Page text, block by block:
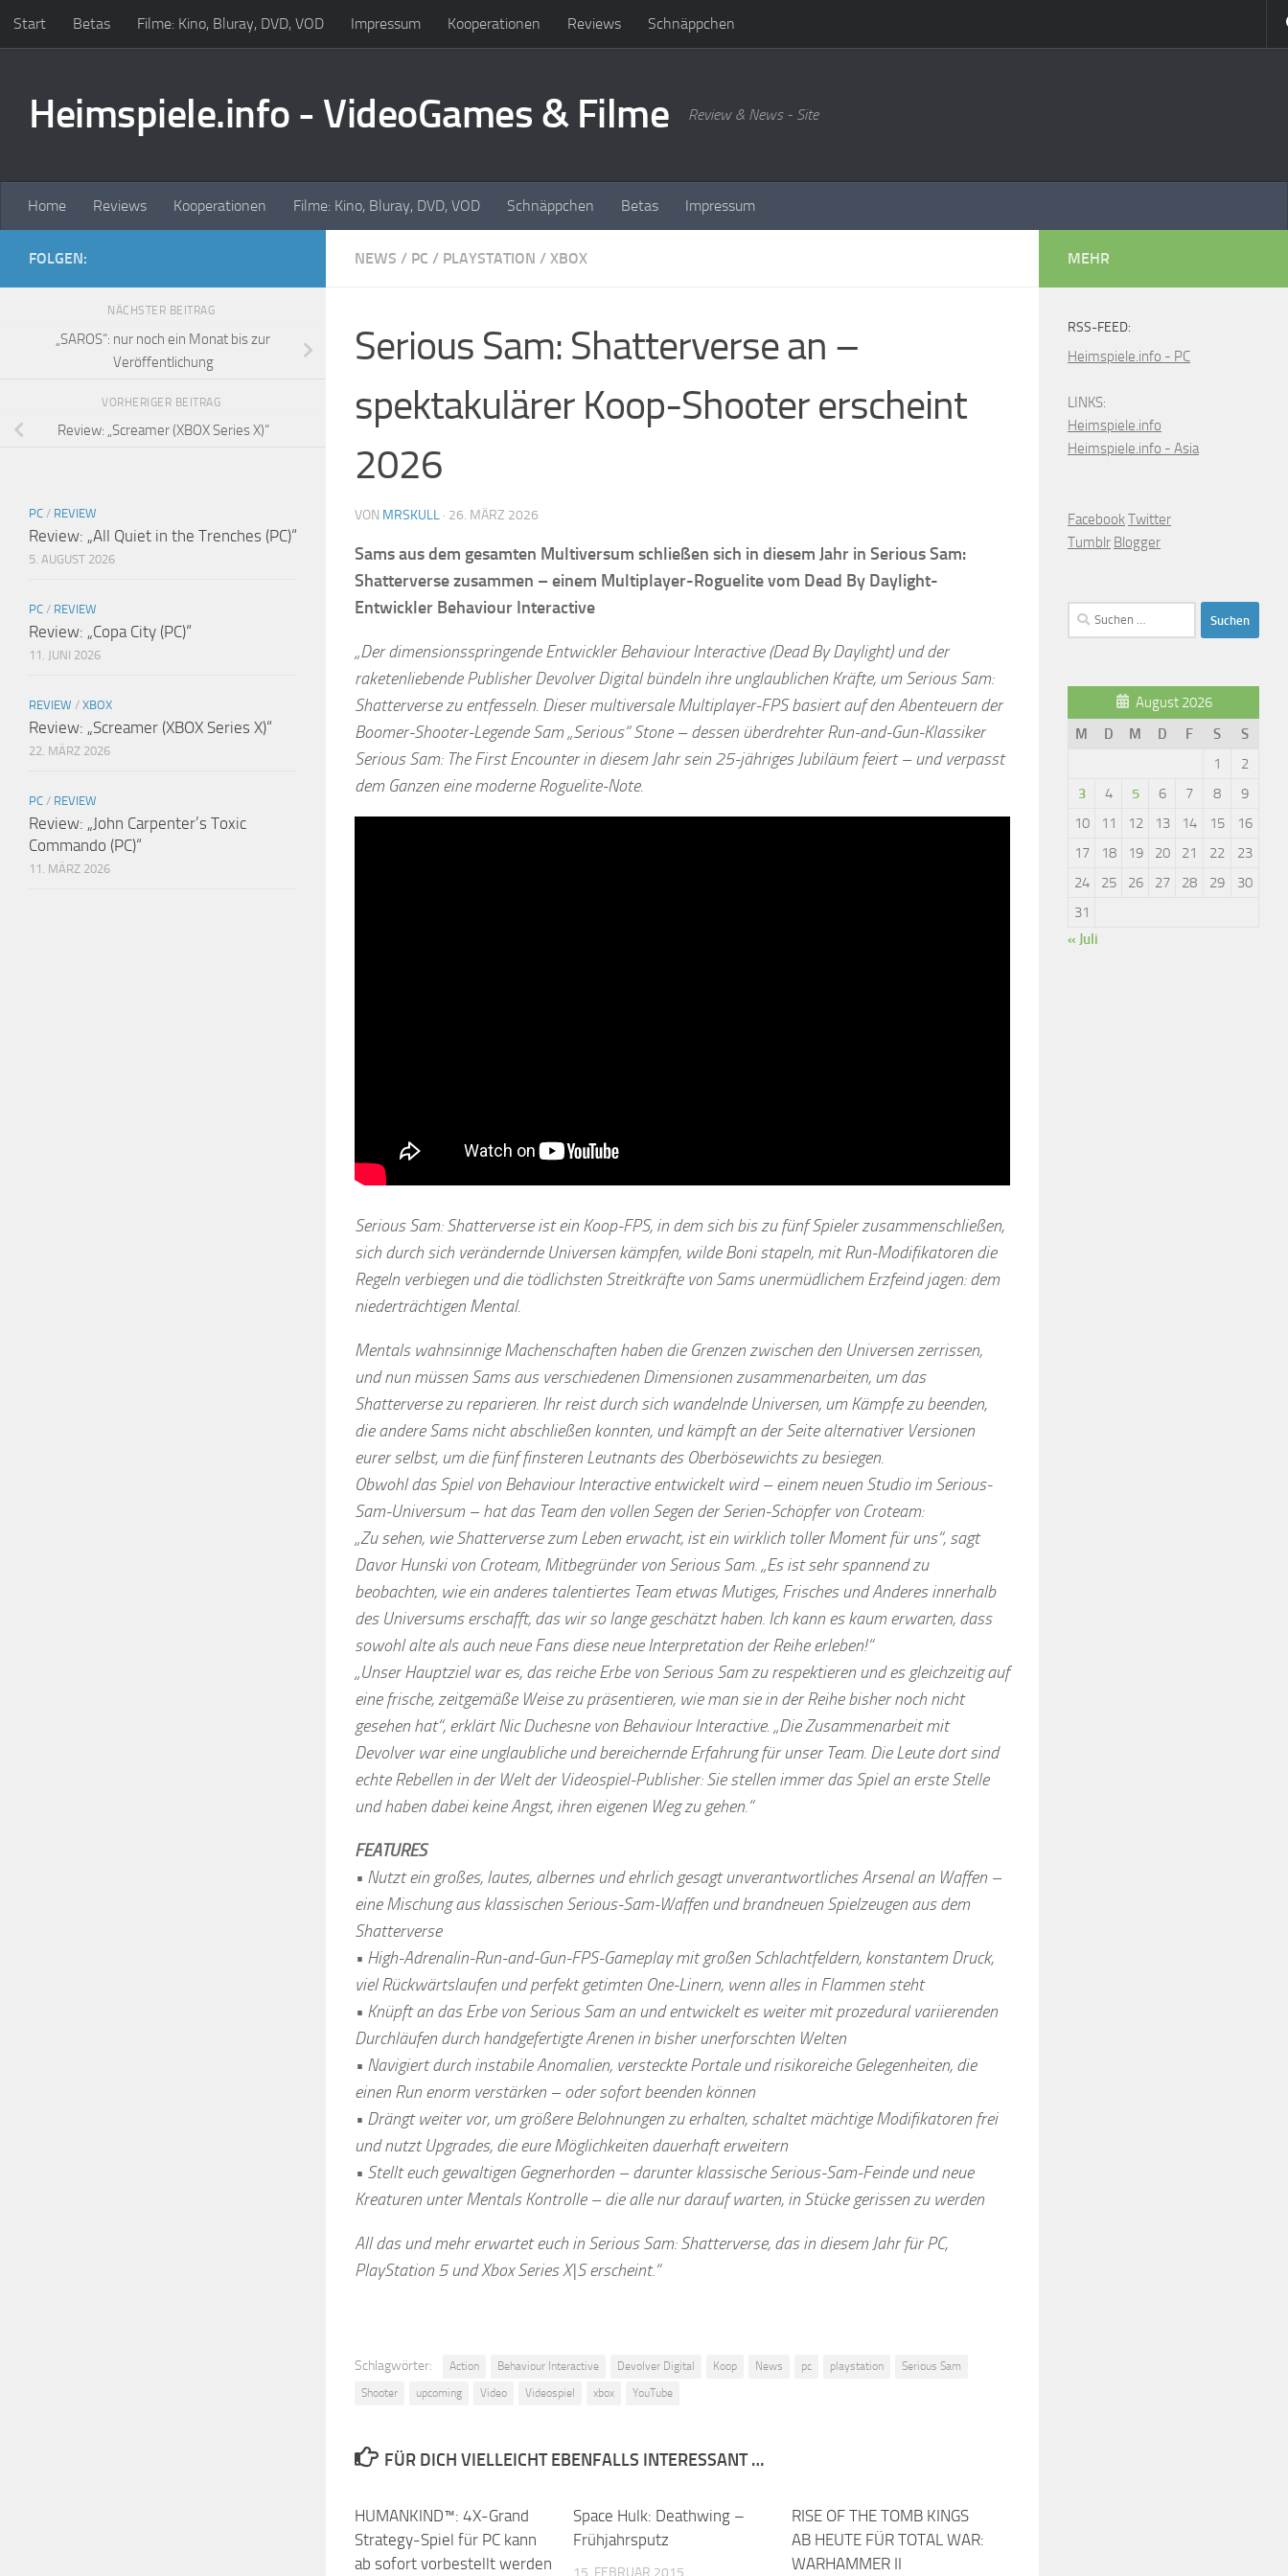
Zum Inhalt springen
Start Betas Filme: Kino, Bluray, DVD, VOD Impressum Kooperationen Reviews Schnäppchen
Heimspiele.info - VideoGames & Filme Review & News - Site
Home Reviews Kooperationen Filme: Kino, Bluray, DVD, VOD Schnäppchen Betas Impressum
NEWS / PC / PLAYSTATION / XBOX
Serious Sam: Shatterverse an –
spektakulärer Koop-Shooter erscheint
2026
VON MRSKULL · 26. MÄRZ 2026
Sams aus dem gesamten Multiversum schließen sich in diesem Jahr in Serious Sam:
Shatterverse zusammen – einem Multiplayer-Roguelite vom Dead By Daylight-
Entwickler Behaviour Interactive
„Der dimensionsspringende Entwickler Behaviour Interactive (Dead By Daylight) und der
raketenliebende Publisher Devolver Digital bündeln ihre unglaublichen Kräfte, um Serious Sam:
Shatterverse zu entfesseln. Dieser multiversale Multiplayer-FPS basiert auf den Abenteuern der
Boomer-Shooter-Legende Sam „Serious“ Stone – dessen überdrehter Run-and-Gun-Klassiker
Serious Sam: The First Encounter in diesem Jahr sein 25-jähriges Jubiläum feiert – und verpasst
dem Ganzen eine moderne Roguelite-Note.
Serious Sam: Shatterverse ist ein Koop-FPS, in dem sich bis zu fünf Spieler zusammenschließen,
sich durch sich verändernde Universen kämpfen, wilde Boni stapeln, mit Run-Modifikatoren die
Regeln verbiegen und die tödlichsten Streitkräfte von Sams unermüdlichem Erzfeind jagen: dem
niederträchtigen Mental.
Mentals wahnsinnige Machenschaften haben die Grenzen zwischen den Universen zerrissen,
und nun müssen Sams aus verschiedenen Dimensionen zusammenarbeiten, um das
Shatterverse zu reparieren. Ihr reist durch sich wandelnde Universen, um Kämpfe zu beenden,
die andere Sams nicht abschließen konnten, und kämpft an der Seite alternativer Versionen
eurer selbst, um die fünf finsteren Leutnants des Oberbösewichts zu besiegen.
Obwohl das Spiel von Behaviour Interactive entwickelt wird – einem neuen Studio im Serious-
Sam-Universum – hat das Team den vollen Segen der Serien-Schöpfer von Croteam:
„Zu sehen, wie Shatterverse zum Leben erwacht, ist ein wirklich toller Moment für uns“, sagt
Davor Hunski von Croteam, Mitbegründer von Serious Sam. „Es ist sehr spannend zu
beobachten, wie ein anderes talentiertes Team etwas Mutiges, Frisches und Anderes innerhalb
des Universums erschafft, das wir so lange geschätzt haben. Ich kann es kaum erwarten, dass
sowohl alte als auch neue Fans diese neue Interpretation der Reihe erleben!“
„Unser Hauptziel war es, das reiche Erbe von Serious Sam zu respektieren und es gleichzeitig auf
eine frische, zeitgemäße Weise zu präsentieren, wie man sie in der Reihe bisher noch nicht
gesehen hat“, erklärt Nic Duchesne von Behaviour Interactive. „Die Zusammenarbeit mit
Devolver war eine unglaubliche und bereichernde Erfahrung für unser Team. Die Leute dort sind
echte Rebellen in der Welt der Videospiel-Publisher: Sie stellen immer das Spiel an erste Stelle
und haben dabei keine Angst, ihren eigenen Weg zu gehen.“
FEATURES
• Nutzt ein großes, lautes, albernes und ehrlich gesagt unverantwortliches Arsenal an Waffen –
eine Mischung aus klassischen Serious-Sam-Waffen und brandneuen Spielzeugen aus dem
Shatterverse
• High-Adrenalin-Run-and-Gun-FPS-Gameplay mit großen Schlachtfeldern, konstantem Druck,
viel Rückwärtslaufen und perfekt getimten One-Linern, wenn alles in Flammen steht
• Knüpft an das Erbe von Serious Sam an und entwickelt es weiter mit prozedural variierenden
Durchläufen durch handgefertigte Arenen in bisher unerforschten Welten
• Navigiert durch instabile Anomalien, versteckte Portale und risikoreiche Gelegenheiten, die
einen Run enorm verstärken – oder sofort beenden können
• Drängt weiter vor, um größere Belohnungen zu erhalten, schaltet mächtige Modifikatoren frei
und nutzt Upgrades, die eure Möglichkeiten dauerhaft erweitern
• Stellt euch gewaltigen Gegnerhorden – darunter klassische Serious-Sam-Feinde und neue
Kreaturen unter Mentals Kontrolle – die alle nur darauf warten, in Stücke gerissen zu werden
All das und mehr erwartet euch in Serious Sam: Shatterverse, das in diesem Jahr für PC,
PlayStation 5 und Xbox Series X|S erscheint.“
Schlagwörter: Action Behaviour Interactive Devolver Digital Koop News pc playstation
Serious Sam
Shooter
upcoming Video Videospiel xbox YouTube
FÜR DICH VIELLEICHT EBENFALLS INTERESSANT …
HUMANKIND™: 4X-Grand
Strategy-Spiel für PC kann
ab sofort vorbestellt werden
Space Hulk: Deathwing –
Frühjahrsputz
15. FEBRUAR 2015
RISE OF THE TOMB KINGS
AB HEUTE FÜR TOTAL WAR:
WARHAMMER II
FOLGEN:
NÄCHSTER BEITRAG
„SAROS“: nur noch ein Monat bis zur
Veröffentlichung
VORHERIGER BEITRAG
Review: „Screamer (XBOX Series X)“
PC / REVIEW
Review: „All Quiet in the Trenches (PC)“
5. AUGUST 2026
PC / REVIEW
Review: „Copa City (PC)“
11. JUNI 2026
REVIEW / XBOX
Review: „Screamer (XBOX Series X)“
22. MÄRZ 2026
PC / REVIEW
Review: „John Carpenter’s Toxic
Commando (PC)“
11. MÄRZ 2026
MEHR
RSS-FEED:
Heimspiele.info - PC
LINKS:
Heimspiele.info
Heimspiele.info - Asia
FacebookTwitter
Tumblr Blogger
Suchen
nach:
August 2026
M
D M D F S
S
1
2
3
4 5 6 7 8
9
10
11 12 13 14 15
16
17
18 19 20 21 22
23
24
25 26 27 28 29
30
31
« Juli